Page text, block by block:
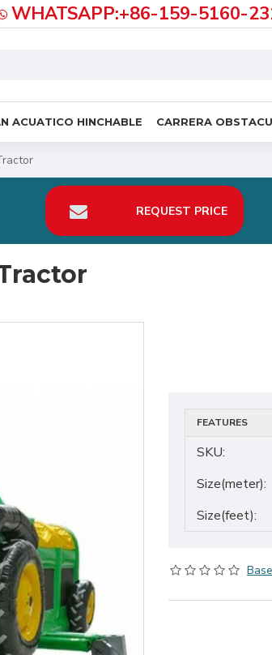
WHATSAPP:+86-159-5160-
ACUATICO HINCHABLE CARRERA
REQUEST PRICE
FEATURES
SKU:
Size(meter):
Size(feet):